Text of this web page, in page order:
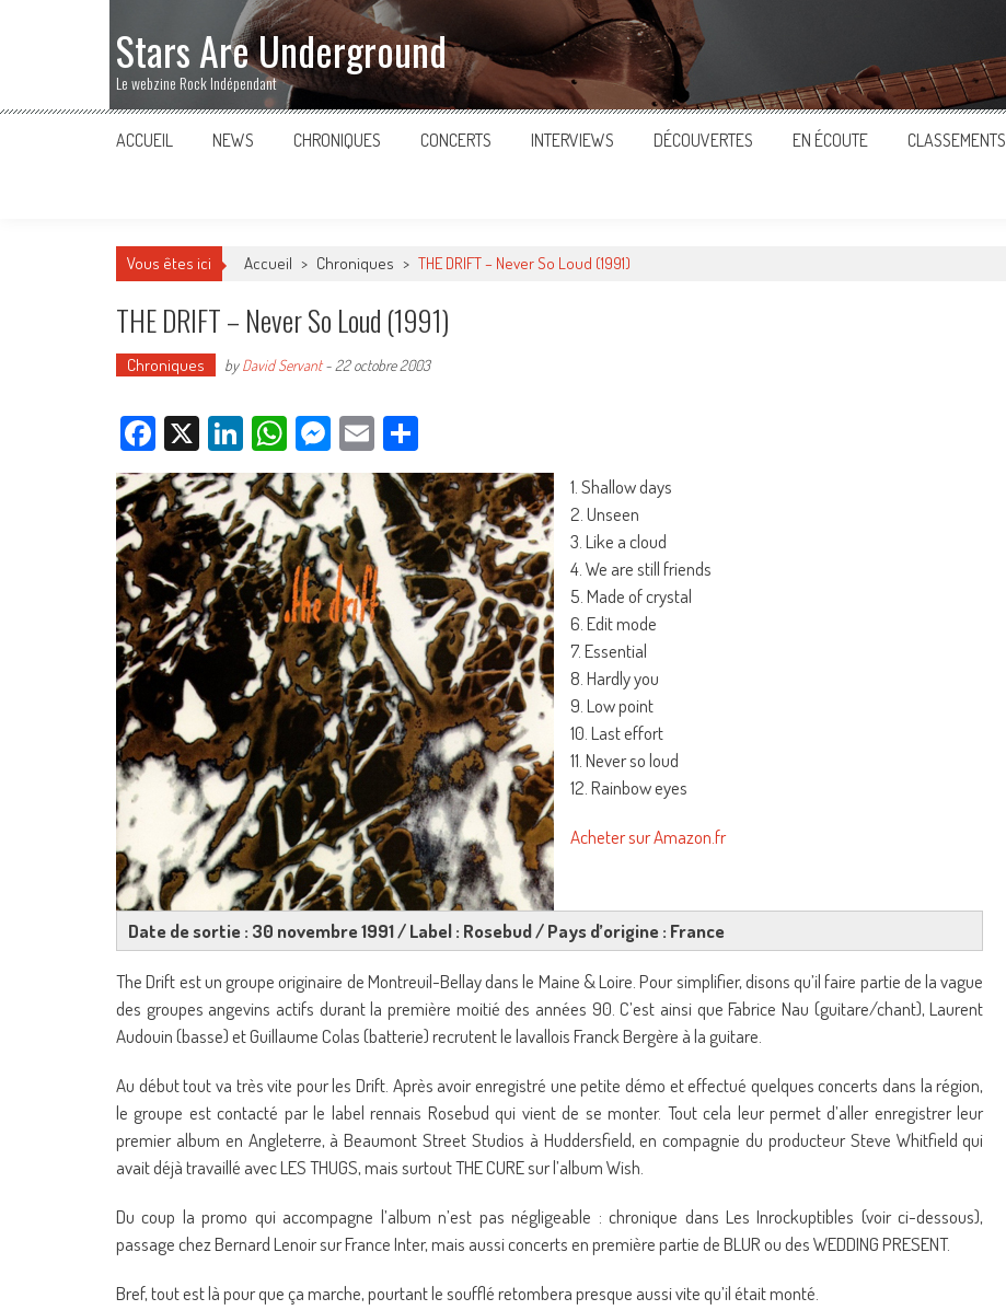
Stars Are Underground
Le webzine Rock Indépendant
ACCUEIL NEWS CHRONIQUES CONCERTS INTERVIEWS DÉCOUVERTES EN ÉCOUTE CLASSEMENTS
Vous êtes ici Accueil > Chroniques > THE DRIFT – Never So Loud (1991)
THE DRIFT – Never So Loud (1991)
Chroniques byDavid Servant- 22 octobre 2003
Facebook
X LinkedIn
WhatsApp
Messenger
Email
1. Shallow days
2. Unseen
3. Like a cloud
4. We are still friends
5. Made of crystal
6. Edit mode
7. Essential
8. Hardly you
9. Low point
10. Last effort
11. Never so loud
12. Rainbow eyes
Acheter sur Amazon.fr
Date de sortie : 30 novembre 1991 / Label : Rosebud / Pays d’origine : France
The Drift est un groupe originaire de Montreuil-Bellay dans le Maine & Loire. Pour simplifier, disons qu’il faire partie de la vague
des groupes angevins actifs durant la première moitié des années 90. C’est ainsi que Fabrice Nau (guitare/chant), Laurent
Audouin (basse) et Guillaume Colas (batterie) recrutent le lavallois Franck Bergère à la guitare.
Au début tout va très vite pour les Drift. Après avoir enregistré une petite démo et effectué quelques concerts dans la région,
le groupe est contacté par le label rennais Rosebud qui vient de se monter. Tout cela leur permet d’aller enregistrer leur
premier album en Angleterre, à Beaumont Street Studios à Huddersfield, en compagnie du producteur Steve Whitfield qui
avait déjà travaillé avec LES THUGS, mais surtout THE CURE sur l’album Wish.
Du coup la promo qui accompagne l’album n’est pas négligeable : chronique dans Les Inrockuptibles (voir ci-dessous),
passage chez Bernard Lenoir sur France Inter, mais aussi concerts en première partie de BLUR ou des WEDDING PRESENT.
Bref, tout est là pour que ça marche, pourtant le soufflé retombera presque aussi vite qu’il était monté.